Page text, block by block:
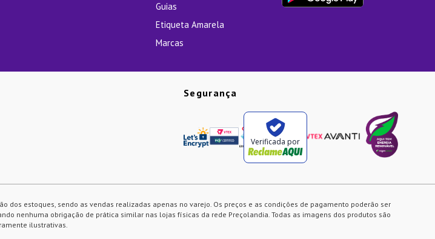
Guias
Etiqueta Amarela
Marcas
Segurança
Verificada por
estoques, sendo as vendas realizadas apenas no varejo. Os preços e as condições de pagamento poderão ser
nenhuma obrigação de prática similar nas lojas físicas da rede Preçolandia. Todas as imagens dos produtos são
ilustrativas.